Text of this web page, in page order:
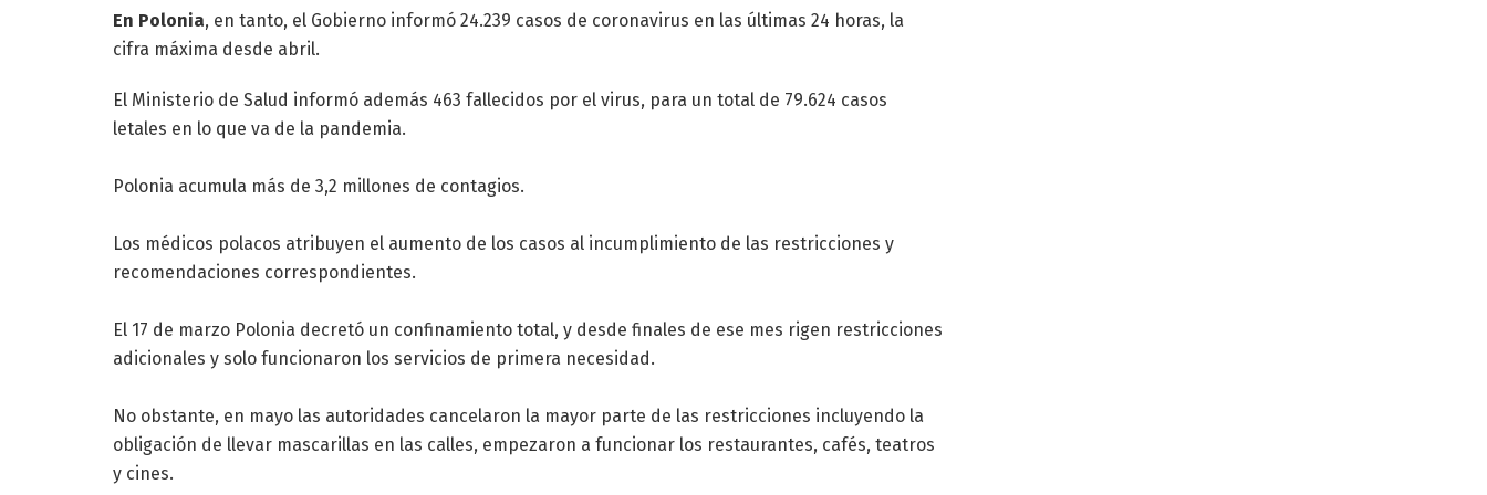
En Polonia, en tanto, el Gobierno informó 24.239 casos de coronavirus en las últimas 24 horas, la
cifra máxima desde abril.
El Ministerio de Salud informó además 463 fallecidos por el virus, para un total de 79.624 casos
letales en lo que va de la pandemia.
Polonia acumula más de 3,2 millones de contagios.
Los médicos polacos atribuyen el aumento de los casos al incumplimiento de las restricciones y
recomendaciones correspondientes.
El 17 de marzo Polonia decretó un confinamiento total, y desde finales de ese mes rigen restricciones
adicionales y solo funcionaron los servicios de primera necesidad.
No obstante, en mayo las autoridades cancelaron la mayor parte de las restricciones incluyendo la
obligación de llevar mascarillas en las calles, empezaron a funcionar los restaurantes, cafés, teatros
y cines.